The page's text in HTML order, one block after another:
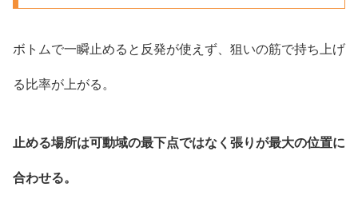
ボトムで一瞬止めると反発が使えず、狙いの筋で持ち上げ
る比率が上がる。
止める場所は可動域の最下点ではなく張りが最大の位置に
合わせる。